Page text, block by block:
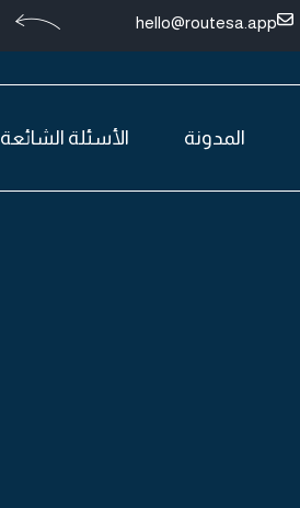
hello@routesa.app
المدونة الأسئلة الشائعة